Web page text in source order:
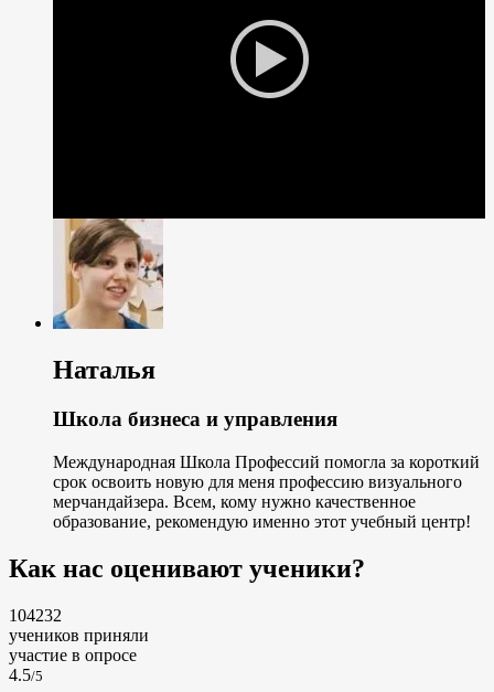
Наталья
Школа бизнеса и управления
Международная Школа Профессий помогла за короткий
срок освоить новую для меня профессию визуального
мерчандайзера. Всем, кому нужно качественное
образование, рекомендую именно этот учебный центр!
Как нас оценивают ученики?
104232
учеников приняли
участие в опросе
4.5/5